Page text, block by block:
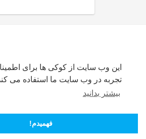
این وب سایت از کوکی ها برای
تجربه در وب سایت ما استفاده می
بیشتر بدانید
فهمیدم!
شرایط استفاده سیاست
گیتی پلی یک سایت اشتراک